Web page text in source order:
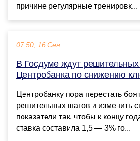
причине регулярные тренировк...
07:50, 16 Сен
В Госдуме ждут
Центробанка по снижению
Центробанку пора перестать
решительных шагов и изменить
показатели так, чтобы к концу
ставка составила 1,5 — 3% го...